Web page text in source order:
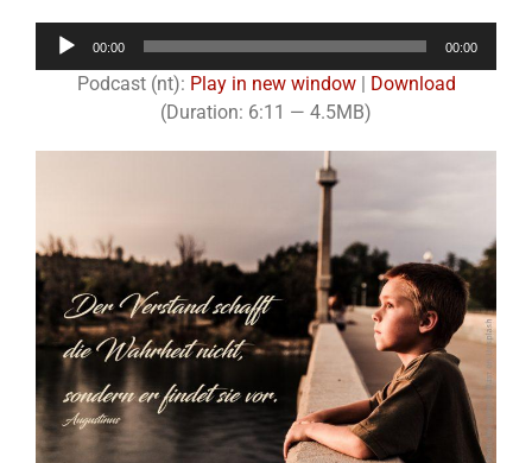
00:00 00:00
Podcast (nt): Play in new window| Download
(Duration: 6:11 — 4.5MB)